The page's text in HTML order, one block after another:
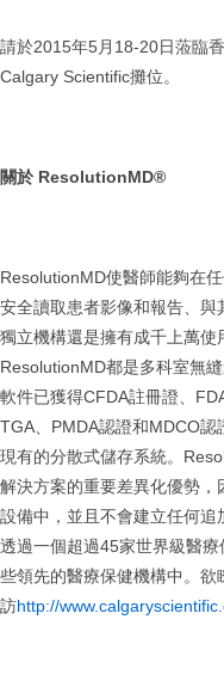
請於2015年5月18-20日蒞臨
Calgary Scientific攤位。
關於ResolutionMD®
ResolutionMD使醫師能夠在
安全讀取患者影像和報告、
獨立機構還是擁有成千上萬使
ResolutionMD都是多科室無
軟件已獲得CFDA註冊證、
TGA、PMDA認證和MDCO認
現有的分散式儲存系統。
解決方案的重要差異化優勢
設備中，並且不會建立任何
透過一個超過45家世界級醫
些領先的醫療保健機構中。
訪http://